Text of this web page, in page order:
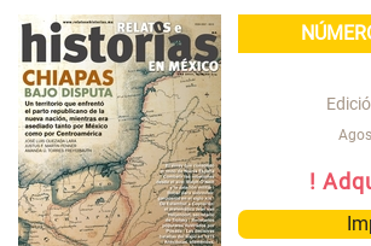
!